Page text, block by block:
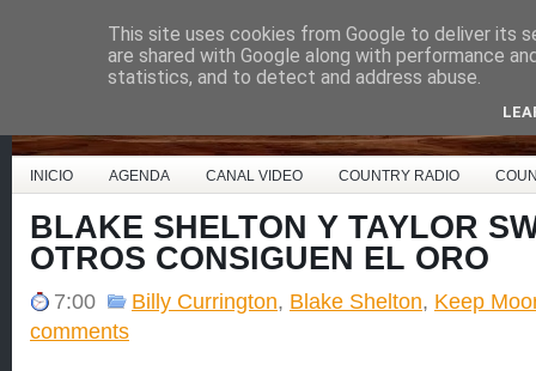
Country Music España
INICIO AGENDA CANAL VIDEO COUNTRY RADIO
BLAKE SHELTON Y TAYLOR
OTROS CONSIGUEN EL ORO
7:00 Billy Currington, Blake Shelton, Keep
comments
This site uses cookies from Google to deliver its
are shared with Google along with performance
statistics, and to detect and address abuse.